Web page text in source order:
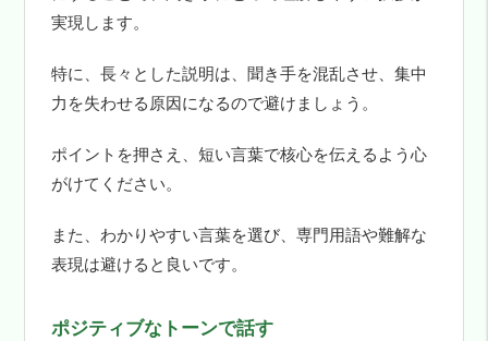
実現します。
特に、長々とした説明は、聞き手を混乱させ、集中
力を失わせる原因になるので避けましょう。
ポイントを押さえ、短い言葉で核心を伝えるよう心
がけてください。
また、わかりやすい言葉を選び、専門用語や難解な
表現は避けると良いです。
ポジティブなトーンで話す